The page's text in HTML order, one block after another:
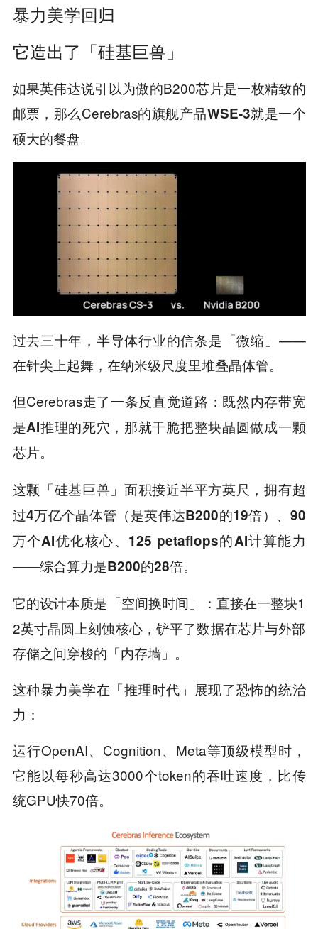
暴力美学回归
它造出了「硅基巨兽」
如果英伟达说引以为傲的B200芯片是一枚精致的
邮票，那么Cerebras的旗舰产品WSE-3就是一个
硕大的餐盘。
过去三十年，半导体行业的信条是「微缩」——
在针尖上起舞，在纳米级尺度里堆叠晶体管。
但Cerebras走了一条反直觉道路： 既然内存带宽
是AI推理的死穴，那就干脆把整块晶圆做成一颗
芯片。
这颗「硅基巨兽」面积接近半平方英尺，拥有超
过4万亿个晶体管（是英伟达B200的19倍）、90
万个AI优化核心、125 petaflops的AI计算能力
——综合算力是B200的28倍。
它的设计本质是 「空间换时间」
：直接在一整块1
2英寸晶圆上刻蚀核心，铲平了数据在芯片与外部
存储之间穿梭的「内存墙」。
这种暴力美学在「推理时代」展现了恐怖的统治
力：
运行OpenAI、Cognition、Meta等顶级模型时，
它能以每秒高达3000个token的吞吐速度，比传
统GPU快70倍。